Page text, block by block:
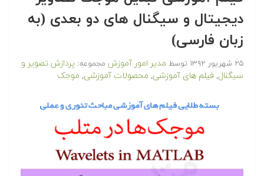
دیجیتال و سیگنال های دو بعدی (به
زبان فارسی)
۲۵ شهریور ۱۳۹۲ توسط مدیر امور آموزش مجموعه: پردازش تصویر و
سیگنال, فیلم های آموزشی, محصولات آموزشی, موجک